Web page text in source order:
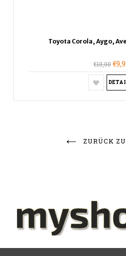
Toyota Corola, Aygo,
€10,00
ZURÜCK